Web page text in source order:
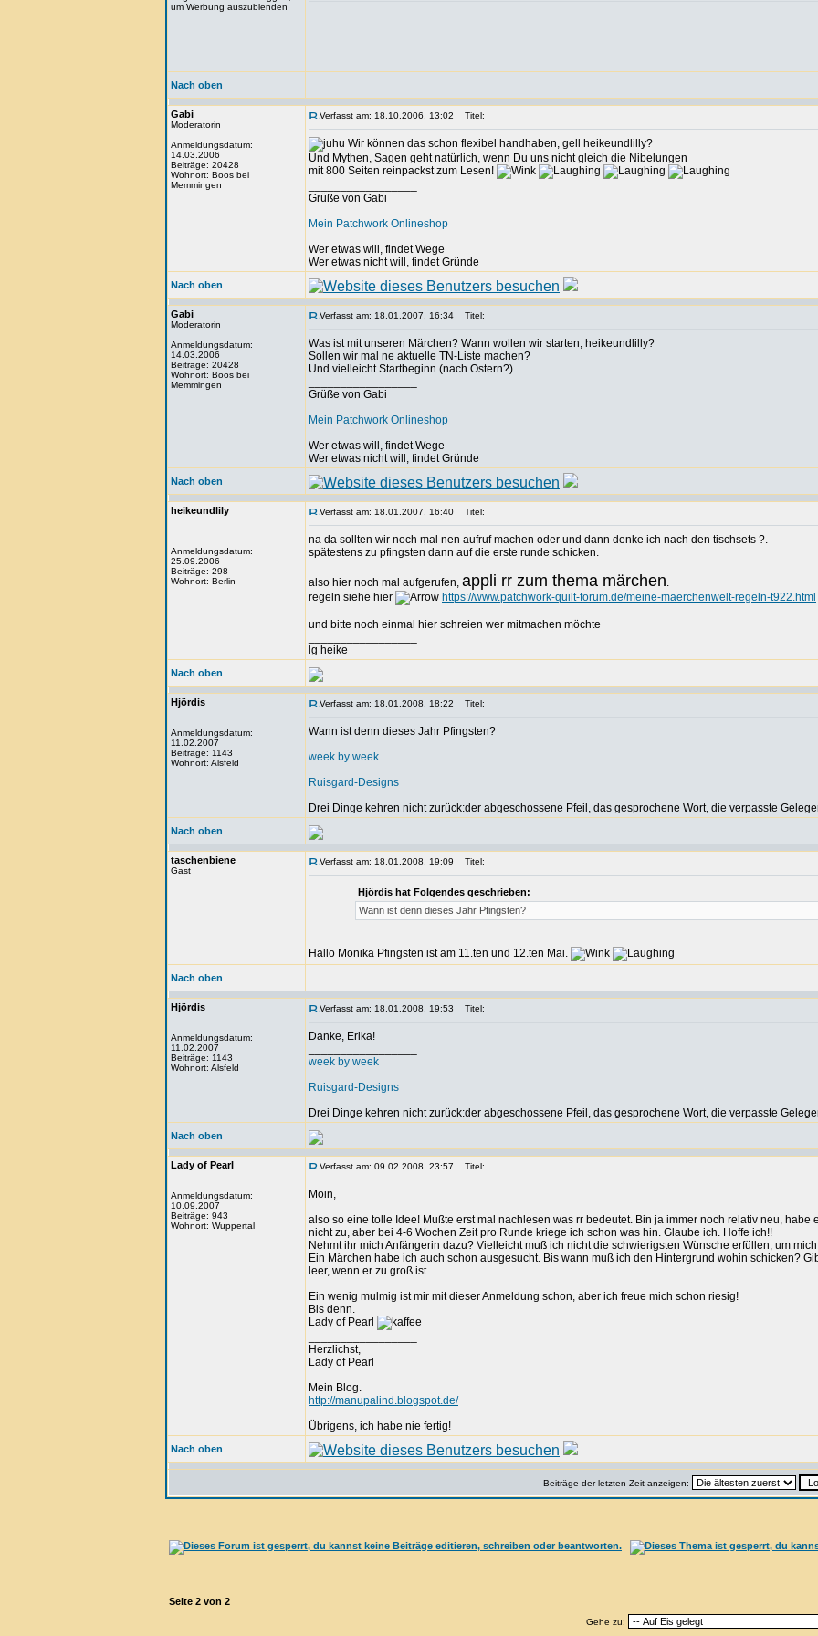
um Werbung auszublenden
Nach oben
Gabi
Moderatorin
Anmeldungsdatum:
14.03.2006
Beiträge: 20428
Wohnort: Boos bei
Memmingen
Verfasst am: 18.10.2006, 13:02 Titel:
Wir können das schon flexibel handhaben, gell heikeundlilly?
Und Mythen, Sagen geht natürlich, wenn Du uns nicht gleich die Nibelungen
mit 800 Seiten reinpackst zum Lesen!
Grüße von Gabi
Mein Patchwork Onlineshop
Wer etwas will, findet Wege
Wer etwas nicht will, findet Gründe
Nach oben
Gabi
Moderatorin
Anmeldungsdatum:
14.03.2006
Beiträge: 20428
Wohnort: Boos bei
Memmingen
Verfasst am: 18.01.2007, 16:34 Titel:
Was ist mit unseren Märchen? Wann wollen wir starten, heikeundlilly?
Sollen wir mal ne aktuelle TN-Liste machen?
Und vielleicht Startbeginn (nach Ostern?)
Grüße von Gabi
Mein Patchwork Onlineshop
Wer etwas will, findet Wege
Wer etwas nicht will, findet Gründe
Nach oben
heikeundlily
Anmeldungsdatum:
25.09.2006
Beiträge: 298
Wohnort: Berlin
Verfasst am: 18.01.2007, 16:40 Titel:
na da sollten wir noch mal nen aufruf machen oder und dann denke ich nach den tischsets ?.
spätestens zu pfingsten dann auf die erste runde schicken.
also hier noch mal aufgerufen, appli rr zum thema märchen.
regeln siehe hier
https://www.patchwork-quilt-forum.de/meine-maerchenwelt-regeln-t922.html
und bitte noch einmal hier schreien wer mitmachen möchte
lg heike
Nach oben
Hjördis
Anmeldungsdatum:
11.02.2007
Beiträge: 1143
Wohnort: Alsfeld
Verfasst am: 18.01.2008, 18:22 Titel:
Wann ist denn dieses Jahr Pfingsten?
week by week
Ruisgard-Designs
Drei Dinge kehren nicht zurück:der abgeschossene Pfeil, das gesprochene Wort, die verpasste
Nach oben
taschenbiene
Gast
Verfasst am: 18.01.2008, 19:09 Titel:
Hjördis hat Folgendes geschrieben:
Wann ist denn dieses Jahr Pfingsten?
Hallo Monika Pfingsten ist am 11.ten und 12.ten Mai.
Nach oben
Hjördis
Anmeldungsdatum:
11.02.2007
Beiträge: 1143
Wohnort: Alsfeld
Verfasst am: 18.01.2008, 19:53 Titel:
Danke, Erika!
week by week
Ruisgard-Designs
Drei Dinge kehren nicht zurück:der abgeschossene Pfeil, das gesprochene Wort, die verpasste
Nach oben
Lady of Pearl
Anmeldungsdatum:
10.09.2007
Beiträge: 943
Wohnort: Wuppertal
Verfasst am: 09.02.2008, 23:57 Titel:
Moin,
also so eine tolle Idee! Mußte erst mal nachlesen was rr bedeutet. Bin ja immer noch relativ neu,
nicht zu, aber bei 4-6 Wochen Zeit pro Runde kriege ich schon was hin. Glaube ich. Hoffe ich!!
Nehmt ihr mich Anfängerin dazu? Vielleicht muß ich nicht die schwierigsten Wünsche erfüllen, um
Ein Märchen habe ich auch schon ausgesucht. Bis wann muß ich den Hintergrund wohin schicken?
leer, wenn er zu groß ist.
Ein wenig mulmig ist mir mit dieser Anmeldung schon, aber ich freue mich schon riesig!
Bis denn.
Lady of Pearl
Herzlichst,
Lady of Pearl
Mein Blog.
http://manupalind.blogspot.de/
Übrigens, ich habe nie fertig!
Nach oben
Beiträge der letzten Zeit anzeigen:
Seite 2 von 2
Gehe zu: